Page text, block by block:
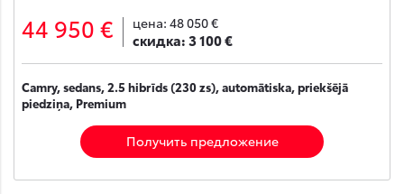
44 950 € цена: 48 050 €
скидка:3 100 €
Camry, sedans, 2.5 hibrīds (230 zs), automātiska, priekšējā
piedziņa, Premium
Получить предложение